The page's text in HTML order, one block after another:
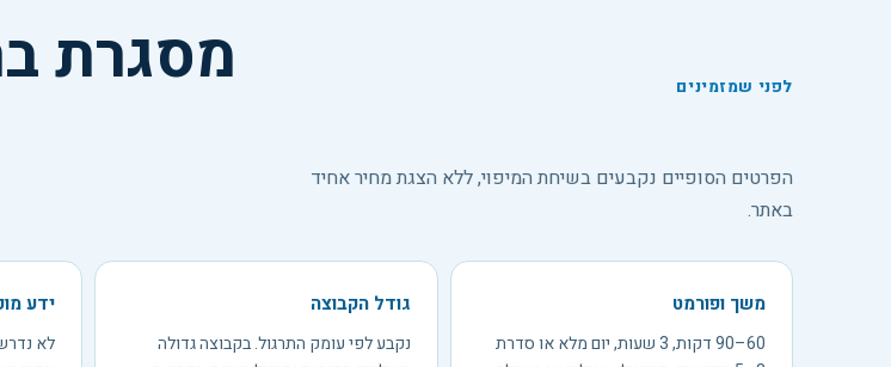
לפני שמזמינים מסגרת
הפרטים הסופיים נקבעים בשיחת המיפוי, ללא הצגת מחיר אחיד
באתר.
משך ופורמט
60–90 דקות, 3 שעות, יום מלא או סדרת
גודל הקבוצה
נקבע לפי עומק התרגול. בקבוצה גדולה
ידע
לא